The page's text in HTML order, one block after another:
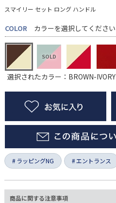
スマイリー セット ロング ハンドル
COLOR
カラーを選択してください
選択されたカラー：BROWN-IVORY
ラッピングNG エントランス
商品に関する注意事項